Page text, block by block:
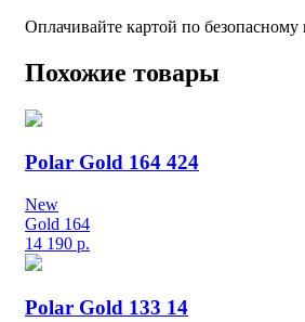
Оплачивайте картой по безопасному
Похожие товары
Polar Gold 164 424
New
Gold 164
14 190 р.
Polar Gold 133 14